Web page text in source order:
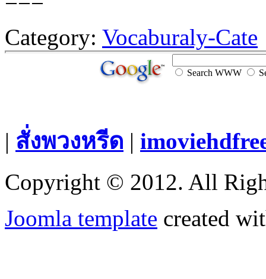
Category: Vocaburaly-Cate
Search WWW
| สั่งพวงหรีด |
Copyright © 2012. All
Joomla template created